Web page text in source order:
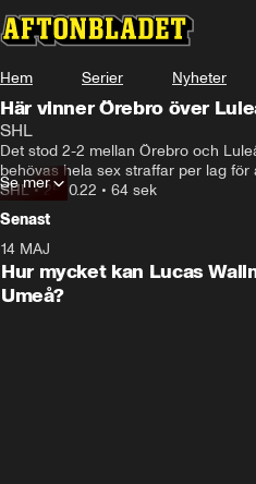
Hem Serier Nyheter
Här vinner Örebro över
SHL
Det stod 2-2 mellan Örebro och
behövas hela sex straffar per lag
avgörandet här.
SHL•25.10.22 • 64 sek
Se mer
Senast
Plus
14 MAJ
Hur mycket kan Lucas
Umeå?